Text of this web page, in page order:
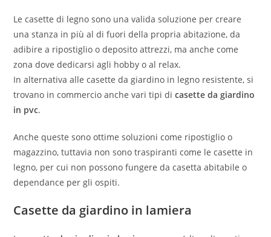
Le casette di legno sono una valida soluzione per creare
una stanza in più al di fuori della propria abitazione, da
adibire a ripostiglio o deposito attrezzi, ma anche come
zona dove dedicarsi agli hobby o al relax.
In alternativa alle casette da giardino in legno resistente, si
trovano in commercio anche vari tipi di casette da giardino
in pvc.
Anche queste sono ottime soluzioni come ripostiglio o
magazzino, tuttavia non sono traspiranti come le casette in
legno, per cui non possono fungere da casetta abitabile o
dependance per gli ospiti.
Casette da giardino in lamiera